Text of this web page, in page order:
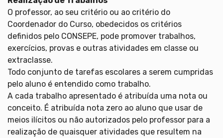
O professor, ao seu critério ou ao critério do
Coordenador do Curso, obedecidos os critérios
definidos pelo CONSEPE, pode promover trabalhos,
exercícios, provas e outras atividades em classe ou
extraclasse.
Todo conjunto de tarefas escolares a serem cumpridas
pelo aluno é entendido como trabalho.
A cada trabalho apresentado é atribuída uma nota ou
conceito. É atribuída nota zero ao aluno que usar de
meios ilícitos ou não autorizados pelo professor para a
realização de quaisquer atividades que resultem na